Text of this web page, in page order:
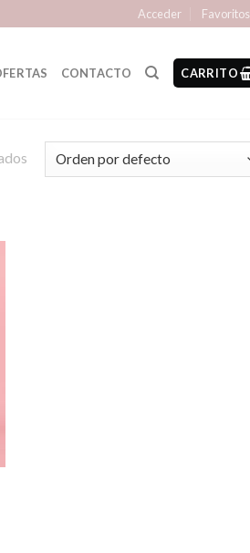
Acceder Favoritos
CONTACTO CARRITO